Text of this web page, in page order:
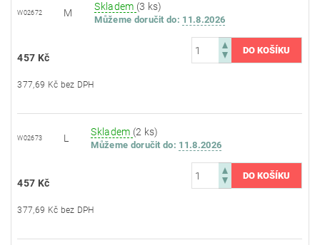
W02672 M
Skladem (3 ks)
Můžeme doručit do: 11.8.2026
457 Kč
377,69 Kč bez DPH
W02673 L
Skladem (2 ks)
Můžeme doručit do: 11.8.2026
457 Kč
377,69 Kč bez DPH